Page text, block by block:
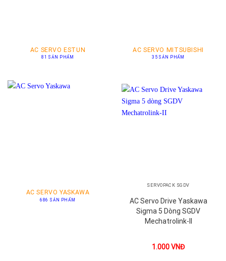
AC SERVO ESTUN
81 SẢN PHẨM
AC SERVO MITSUBISHI
35 SẢN PHẨM
AC SERVO YASKAWA
686 SẢN PHẨM
SERVOPACK SGDV
AC Servo Drive Yaskawa
Sigma 5 Dòng SGDV
Mechatrolink-II
1.000VNĐ